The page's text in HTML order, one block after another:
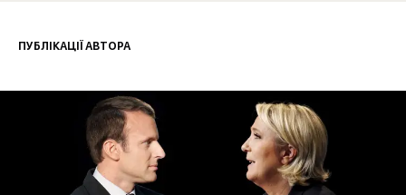
ПУБЛІКАЦІЇ АВТОРА